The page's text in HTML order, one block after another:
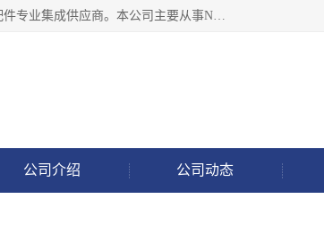
湖州恩斯凯工业技术有限公司位于湖州长兴，公司作为机械零部件以及多个品牌工业零配件专业集成供应商。本公司主要从事NSK进口轴承、SKF进口轴承、FAG进口轴承、NTN进口轴承、国产轴承：ZWZ、HRB、C&U轴承外球面轴承、导轨、丝杠、滑块、 润滑油、工业皮带及其他工业零部件的销售.
公司介绍 公司动态